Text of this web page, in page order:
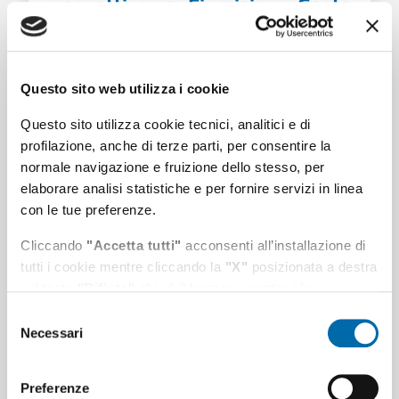
Questo sito web utilizza i cookie
Questo sito utilizza cookie tecnici, analitici e di
profilazione, anche di terze parti, per consentire la
normale navigazione e fruizione dello stesso, per
elaborare analisi statistiche e per fornire servizi in linea
con le tue preferenze.
Cliccando "Accetta tutti" acconsenti all’installazione di
tutti i cookie mentre cliccando la "X" posizionata a destra
Puoi modificare in ogni momento le tue preferenze
per maggiori informazioni consulta la nostra
delNecessari
Preferenze
Civitavecchia, 17 aprile 2026 - Si è conclusa